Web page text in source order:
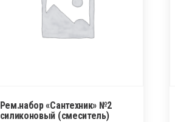
Рем.набор «Сантехник» №2
силиконовый (смеситель)